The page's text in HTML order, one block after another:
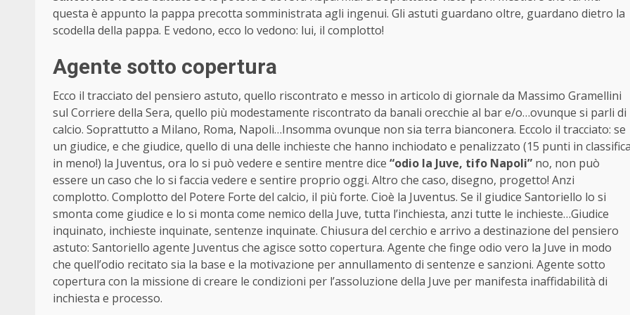
questa è appunto la pappa precotta somministrata agli ingenui. Gli astuti guardano oltre, guardano dietro la
scodella della pappa. E vedono, ecco lo vedono: lui, il complotto!
Agente sotto copertura
Ecco il tracciato del pensiero astuto, quello riscontrato e messo in articolo di giornale da Massimo Gramellini
sul Corriere della Sera, quello più modestamente riscontrato da banali orecchie al bar e/o…ovunque si parli di
calcio. Soprattutto a Milano, Roma, Napoli…Insomma ovunque non sia terra bianconera. Eccolo il tracciato: se
un giudice, e che giudice, quello di una delle inchieste che hanno inchiodato e penalizzato (15 punti in
in meno!) la Juventus, ora lo si può vedere e sentire mentre dice “odio la Juve, tifo Napoli” no, non può
essere un caso che lo si faccia vedere e sentire proprio oggi. Altro che caso, disegno, progetto! Anzi
complotto. Complotto del Potere Forte del calcio, il più forte. Cioè la Juventus. Se il giudice Santoriello lo si
smonta come giudice e lo si monta come nemico della Juve, tutta l’inchiesta, anzi tutte le inchieste…Giudice
inquinato, inchieste inquinate, sentenze inquinate. Chiusura del cerchio e arrivo a destinazione del pensiero
astuto: Santoriello agente Juventus che agisce sotto copertura. Agente che finge odio vero la Juve in modo
che quell’odio recitato sia la base e la motivazione per annullamento di sentenze e sanzioni. Agente sotto
copertura con la missione di creare le condizioni per l’assoluzione della Juve per manifesta inaffidabilità di
inchiesta e processo.